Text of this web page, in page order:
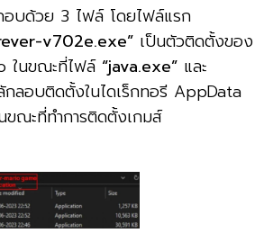
อบด้วย 3 ไฟล์ โดยไฟล์แรก
v702e.exe” เป็นตัวติดตั้งของ
ในขณะที่ไฟล์ “java.exe” และ
กลอบติดตั้งในไดเร็กทอรี AppData
ขณะที่ทำการติดตั้งเกมส์